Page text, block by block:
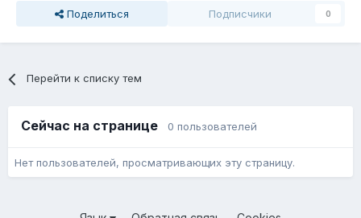
Поделиться Подписчики 0
Перейти к списку тем
Сейчас на странице 0 пользователей
Нет пользователей, просматривающих эту страницу.